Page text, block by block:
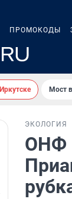
ПРОМОКОДЫ
Мост
ЭКОЛОГИЯ
ОНФ